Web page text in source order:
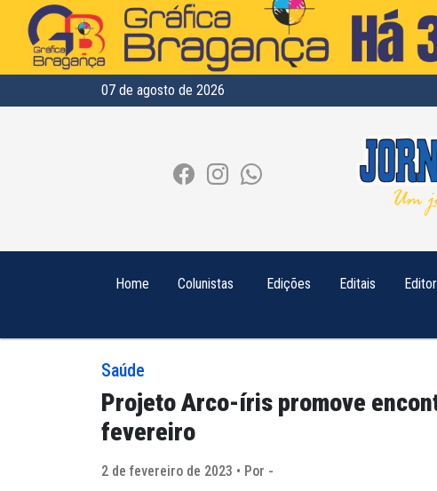
07 de agosto de 2026
Home Colunistas Edições Editais
Saúde
Projeto Arco-íris promove
fevereiro
2 de fevereiro de 2023 • Por -